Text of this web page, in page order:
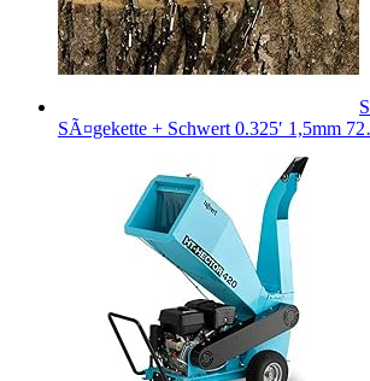
SÃ¤gekette + Schwert 0.325′ 1,5mm